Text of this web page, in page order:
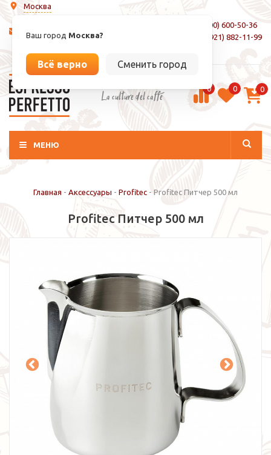
Москва
Ваш город Москва?
Всё верно Сменить город
info@espressoperfetto.ru
8 (800) 600-50-36
+7 (921) 882-11-99
La culture del caffé 0 0 0
МЕНЮ
Главная - Аксессуары - Profitec - Profitec Питчер 500 мл
Profitec Питчер 500 мл